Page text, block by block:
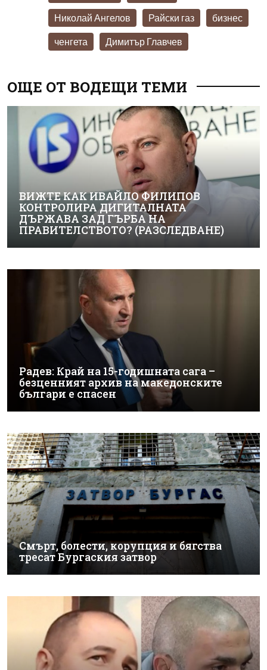
Николай Ангелов Райски газ бизнес
ченгета Димитър Главчев
ОЩЕ ОТ ВОДЕЩИ ТЕМИ
ВИЖТЕ КАК ИВАЙЛО ФИЛИПОВ
КОНТРОЛИРА ДИГИТАЛНАТА
ДЪРЖАВА ЗАД ГЪРБА НА
ПРАВИТЕЛСТВОТО? (РАЗСЛЕДВАНЕ)
Радев: Край на 15-годишната сага –
безценният архив на македонските
българи е спасен
Смърт, болести, корупция и бягства
тресат Бургаския затвор